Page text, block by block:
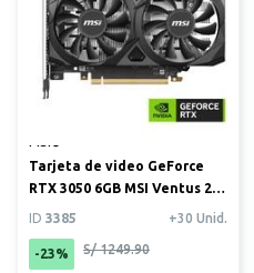
Tarjeta de video GeForce
RTX 3050 6GB MSI Ventus 2X
OC
ID 3385 +30 Unid.
-23% S/ 1249.90